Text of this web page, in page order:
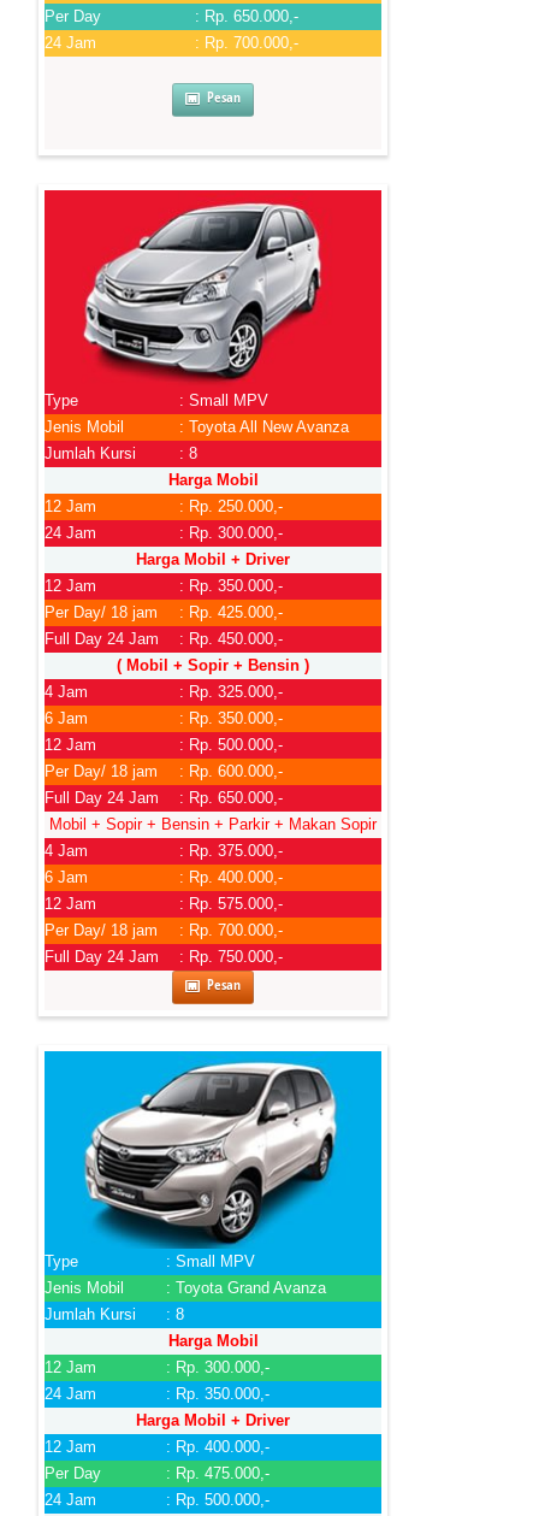
Per Day
: Rp. 650.000,-
24 Jam
: Rp. 700.000,-
Pesan
Type
: Small MPV
Jenis Mobil
: Toyota All New Avanza
Jumlah Kursi
: 8
Harga Mobil
12 Jam
: Rp. 250.000,-
24 Jam
: Rp. 300.000,-
Harga Mobil + Driver
12 Jam
: Rp. 350.000,-
Per Day/ 18 jam
: Rp. 425.000,-
Full Day 24 Jam
: Rp. 450.000,-
( Mobil + Sopir + Bensin )
4 Jam
: Rp. 325.000,-
6 Jam
: Rp. 350.000,-
12 Jam
: Rp. 500.000,-
Per Day/ 18 jam
: Rp. 600.000,-
Full Day 24 Jam
: Rp. 650.000,-
Mobil + Sopir + Bensin + Parkir + Makan Sopir
4 Jam
: Rp. 375.000,-
6 Jam
: Rp. 400.000,-
12 Jam
: Rp. 575.000,-
Per Day/ 18 jam
: Rp. 700.000,-
Full Day 24 Jam
: Rp. 750.000,-
Pesan
Type
: Small MPV
Jenis Mobil
: Toyota Grand Avanza
Jumlah Kursi
: 8
Harga Mobil
12 Jam
: Rp. 300.000,-
24 Jam
: Rp. 350.000,-
Harga Mobil + Driver
12 Jam
: Rp. 400.000,-
Per Day
: Rp. 475.000,-
24 Jam
: Rp. 500.000,-